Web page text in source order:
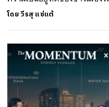
โดยวีรสุ แซ่แต้